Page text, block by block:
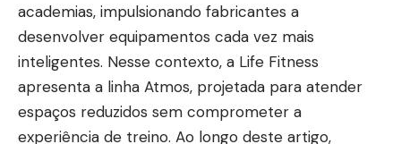
academias, impulsionando fabricantes a
desenvolver equipamentos cada vez mais
inteligentes. Nesse contexto, a Life Fitness
apresenta a linha Atmos, projetada para atender
espaços reduzidos sem comprometer a
experiência de treino. Ao longo deste artigo,